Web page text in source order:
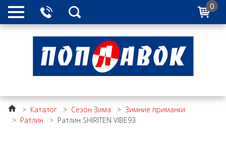
0
> Каталог > Сезон Зима > Зимние приманки
> Ратлин > Ратлин SHIRITEN VIBE93